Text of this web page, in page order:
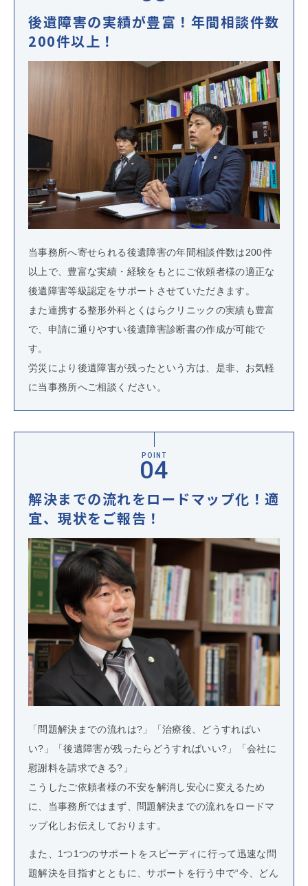
後遺障害の実績が豊富！年間相談件数
200件以上！
当事務所へ寄せられる後遺障害の年間相談件数は200件
以上で、豊富な実績・経験をもとにご依頼者様の適正な
後遺障害等級認定をサポートさせていただきます。
また連携する整形外科とくはらクリニックの実績も豊富
で、申請に通りやすい後遺障害診断書の作成が可能で
す。
労災により後遺障害が残ったという方は、是非、お気軽
に当事務所へご相談ください。
POINT
解決までの流れをロードマップ化！適
宜、現状をご報告！
「問題解決までの流れは?」「治療後、どうすればい
い?」「後遺障害が残ったらどうすればいい?」「会社に
慰謝料を請求できる?」
こうしたご依頼者様の不安を解消し安心に変えるため
に、当事務所ではまず、問題解決までの流れをロードマ
ップ化しお伝えしております。
また、1つ1つのサポートをスピーディに行って迅速な問
題解決を目指すとともに、サポートを行う中で“今、どん